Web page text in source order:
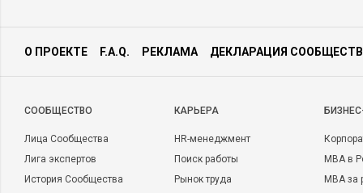
О ПРОЕКТЕ F.A.Q. РЕКЛАМА ДЕКЛАРАЦИЯ
CООБЩЕСТВО
Лица Сообщества
Лига экспертов
История Сообщества
КАРЬЕРА
HR-менеджмент
Поиск работы
Рынок труда
MBA в
MBA